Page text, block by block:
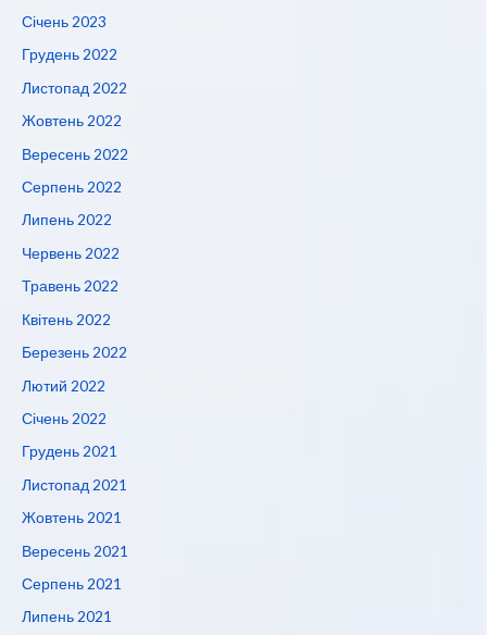
Січень 2023
Грудень 2022
Листопад 2022
Жовтень 2022
Вересень 2022
Серпень 2022
Липень 2022
Червень 2022
Травень 2022
Квітень 2022
Березень 2022
Лютий 2022
Січень 2022
Грудень 2021
Листопад 2021
Жовтень 2021
Вересень 2021
Серпень 2021
Липень 2021